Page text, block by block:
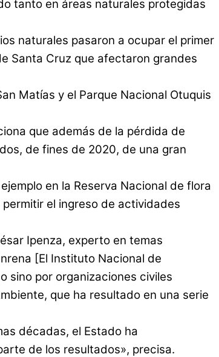
tanto en áreas naturales protegidas
naturales pasaron a ocupar el primer
Santa Cruz que afectaron grandes
Matías y el Parque Nacional Otuquis
que además de la pérdida de
de fines de 2020, de una gran
en la Reserva Nacional de flora
el ingreso de actividades
Ipenza, experto en temas
[El Instituto Nacional de
sino por organizaciones civiles
que ha resultado en una serie
décadas, el Estado ha
de los resultados», precisa.